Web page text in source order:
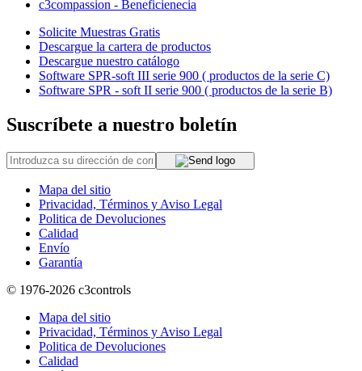
c3compassion - Beneficienecia
Solicite Muestras Gratis
Descargue la cartera de productos
Descargue nuestro catálogo
Software SPR-soft III serie 900 ( productos de la serie C)
Software SPR - soft II serie 900 ( productos de la serie B)
Suscríbete a nuestro boletín
Mapa del sitio
Privacidad, Términos y Aviso Legal
Politica de Devoluciones
Calidad
Envío
Garantía
© 1976-2026 c3controls
Mapa del sitio
Privacidad, Términos y Aviso Legal
Politica de Devoluciones
Calidad